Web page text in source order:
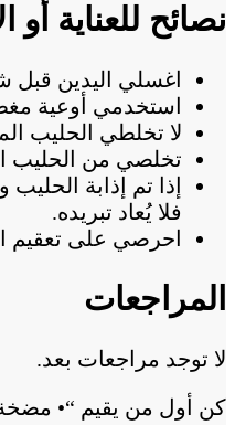
نصائح للعناية أو
اغسلي اليدين قبل
استخدمي أوعية
لا تخلطي الحليب
تخلصي من الحليب
فلا يُعاد تبريده.
احرصي على تعقيم
المراجعات
لا توجد مراجعات بعد.
كن أول من يقيم “• مضخة